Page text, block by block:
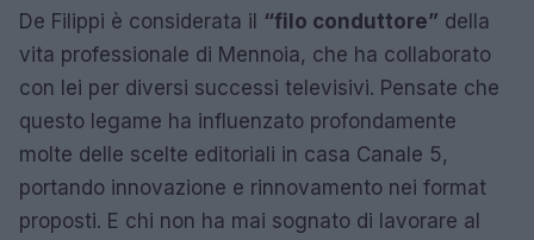
De Filippi è considerata il “filo conduttore” della
vita professionale di Mennoia, che ha collaborato
con lei per diversi successi televisivi. Pensate che
questo legame ha influenzato profondamente
molte delle scelte editoriali in casa Canale 5,
portando innovazione e rinnovamento nei format
proposti. E chi non ha mai sognato di lavorare al